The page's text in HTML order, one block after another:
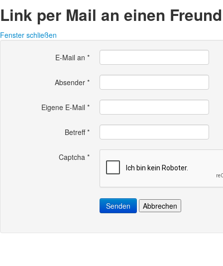
Link per Mail an einen
Fenster schließen
E-Mail an *
Absender *
Eigene E-Mail *
Betreff*
Captcha *
Senden Abbrechen